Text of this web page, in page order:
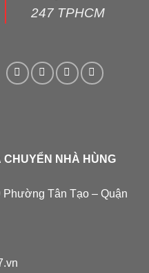
247 TPHCM
CHUYỂN NHÀ HÙNG
Tân Tạo – Quận